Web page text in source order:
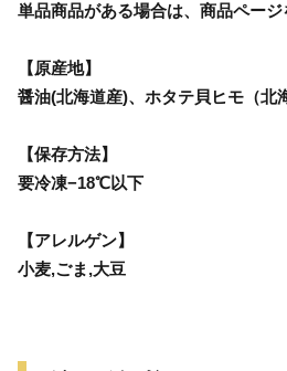
単品商品がある場合は、商品ペー
【原産地】
醤油(北海道産)、ホタテ貝ヒモ（北
【保存方法】
要冷凍−18℃以下
【アレルゲン】
小麦,ごま,大豆